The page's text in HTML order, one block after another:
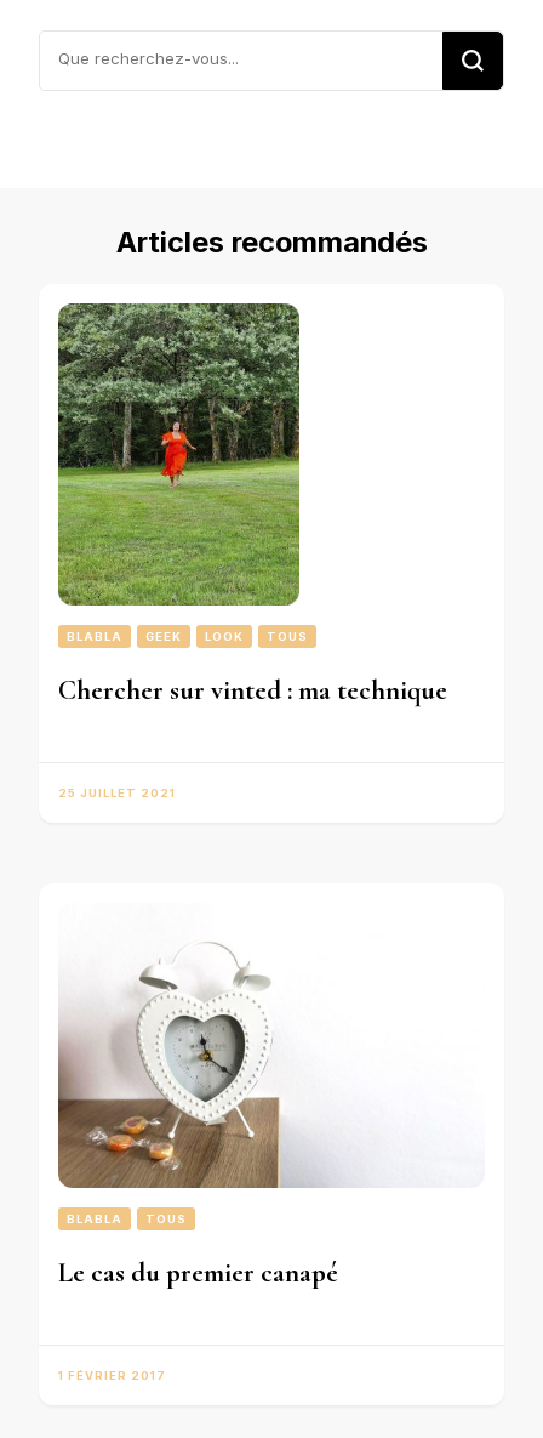
Articles recommandés
BLABLA GEEK LOOK TOUS
Chercher sur vinted : ma technique
25 JUILLET 2021
BLABLA TOUS
Le cas du premier canapé
1 FÉVRIER 2017